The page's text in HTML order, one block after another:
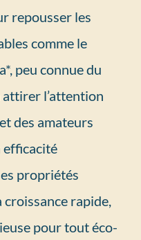
repousser les
comme le
peu connue du
attirer l’attention
des amateurs
efficacité
propriétés
rapide,
pour tout éco-